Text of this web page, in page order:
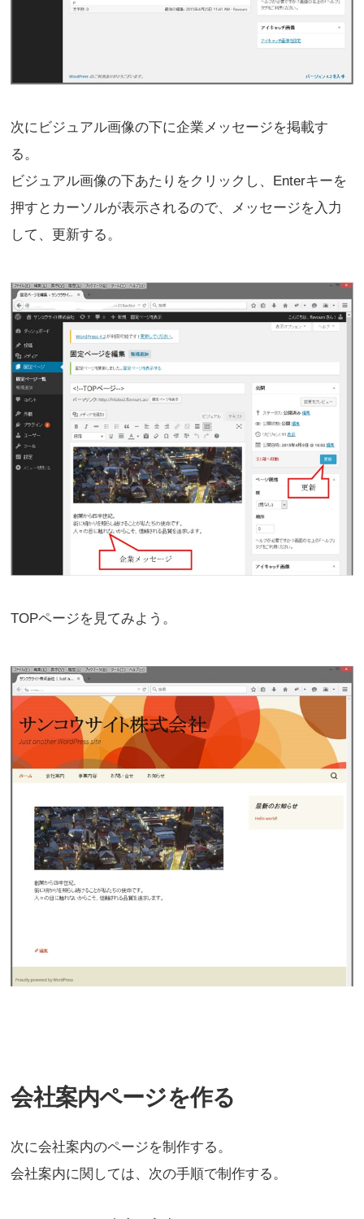
次にビジュアル画像の下に企業メッセージを掲載す
る。
ビジュアル画像の下あたりをクリックし、Enterキーを
押すとカーソルが表示されるので、メッセージを入力
して、更新する。
TOPページを見てみよう。
会社案内ページを作る
次に会社案内のページを制作する。
会社案内に関しては、次の手順で制作する。